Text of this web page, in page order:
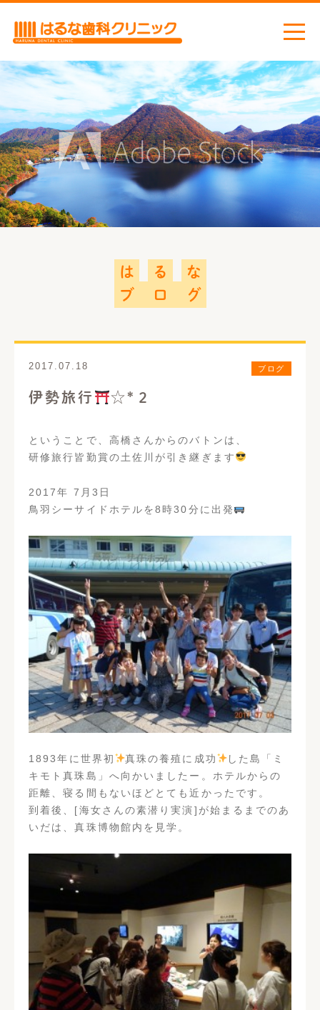
ホーム お知らせ
ごあいさつ
当院の取り組み
感染症対策
診療案内
歯周病治療 義歯・入れ歯
インプラント
ホワイトニング 予防歯科
料金表一覧
アクセス
お問い合わせ
はるなブログ
現在地からの経路
は る
な
ブ
ロ グ
2017.07.18 ブログ
伊勢旅行 ☆*２
ということで、高橋さんからのバトンは、
研修旅行皆勤賞の土佐川が引き継ぎます
2017年 7月3日
鳥羽シーサイドホテルを8時30分に出発
1893年に世界初 真珠の養殖に成功
した島「ミ
キモト真珠島」へ向かいましたー。ホテルからの
距離、寝る間もないほどとても近かったです。
到着後、[海女さんの素潜り実演]が始まるまでのあ
いだは、真珠博物館内を見学。